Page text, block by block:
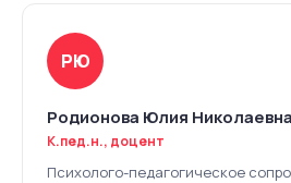
РЮ
Родионова Юлия Николаевна
К.пед.н., доцент
Психолого-педагогическое